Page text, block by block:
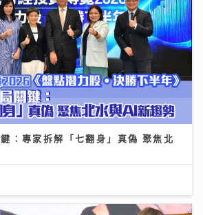
：專家拆解「七翻身」真偽 聚焦北